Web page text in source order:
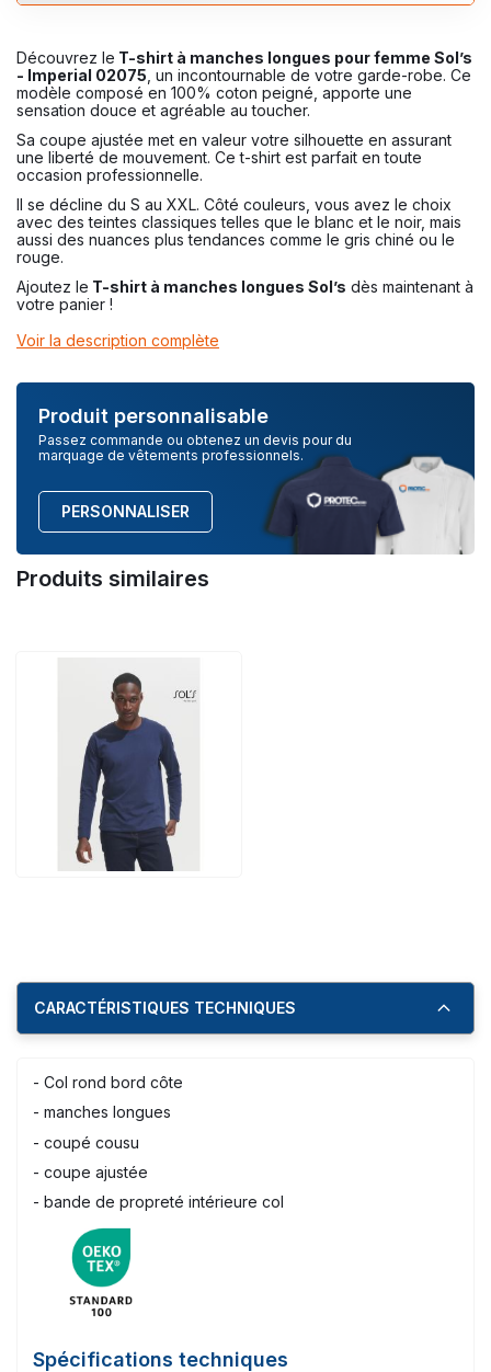
Découvrez le T-shirt à manches longues pour femme Sol’s
- Imperial 02075 , un incontournable de votre garde-robe. Ce
modèle composé en 100% coton peigné, apporte une
sensation douce et agréable au toucher.
Sa coupe ajustée met en valeur votre silhouette en assurant
une liberté de mouvement. Ce t-shirt est parfait en toute
occasion professionnelle.
Il se décline du S au XXL. Côté couleurs, vous avez le choix
avec des teintes classiques telles que le blanc et le noir, mais
aussi des nuances plus tendances comme le gris chiné ou le
rouge.
Ajoutez le T-shirt à manches longues Sol’s dès maintenant à
votre panier !
Voir la description complète
Produit personnalisable
Passez commande ou obtenez un devis pour du
marquage de vêtements professionnels.
PERSONNALISER
Produits similaires
CARACTÉRISTIQUES TECHNIQUES
- Col rond bord côte
- manches longues
- coupé cousu
- coupe ajustée
- bande de propreté intérieure col
Spécifications techniques